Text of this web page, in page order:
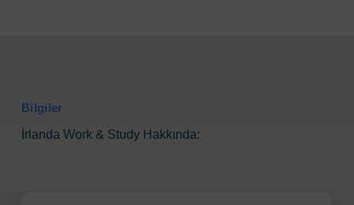
Bilgiler
İrlanda Work & Study Hakkında: